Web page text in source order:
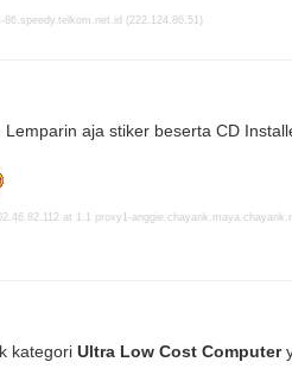
(222.124.86.51)
aja stiker beserta CD
at 1.1 proxy1-
kategori Ultra Low Cost Computer